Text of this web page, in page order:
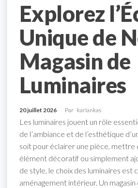
Explorez
Unique de
Magasin de
Luminaires
20 juillet 2026 Par karlankas
Les luminaires jouent un rôle
de l’ambiance et de l’esthétique
soit pour éclairer une pièce, mettre
élément décoratif ou simplement
de style, le choix des luminaires est
aménagement intérieur. Un magasin